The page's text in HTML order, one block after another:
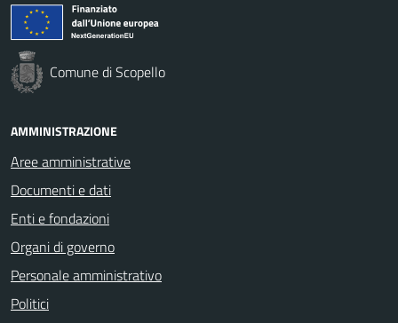
Comune di Scopello
AMMINISTRAZIONE
Aree amministrative
Documenti e dati
Enti e fondazioni
Organi di governo
Personale amministrativo
Politici